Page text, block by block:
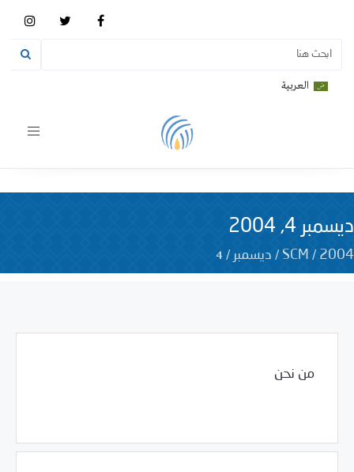
العربية
Toggle
ديسمبر 4, 2004
SCM / 2004
/ ديسمبر /
4
من نحن